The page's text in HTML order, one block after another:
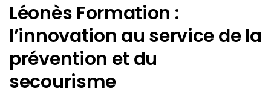
Léonès Formation :
l’innovation au service de la
prévention et du
secourisme